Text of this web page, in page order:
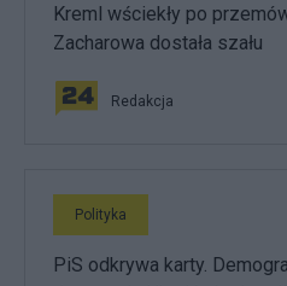
Kreml wściekły po
Zacharowa dostała szału
Redakcja
Polityka
PiS odkrywa karty.